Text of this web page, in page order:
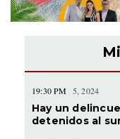
19:30 PM 5, 2024
Hay un
detenidos al